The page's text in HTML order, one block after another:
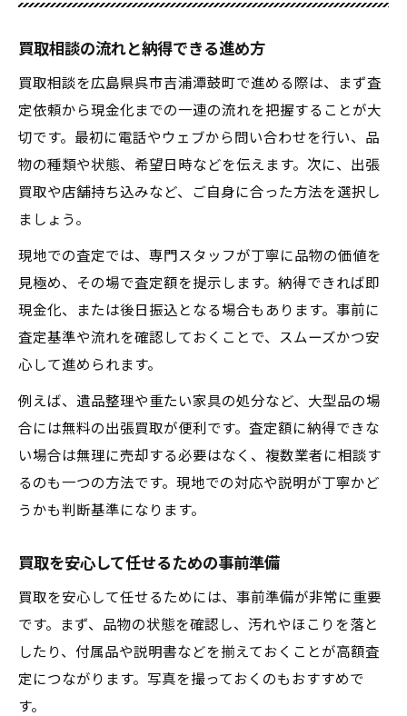
賢い現金化のための買取依頼タイミング
買取額を左右するポイントを徹底解説
骨董や遺品整理に強い買取のポイント
骨董品買取で評価される特徴とは何か
遺品整理で買取を活用するベストな流れ
出張買取を利用した手間なし処分テクニック
出張買取で負担を減らす活用ポイント
買取依頼から完了までの流れを徹底解説
手間を省くための買取準備チェックリスト
出張買取を選ぶときの業者比較方法
買取相談時によくある質問と回答例
信頼できる買取先を見極める見積もりコツ
買取見積もりで重視すべきポイントとは
安心して依頼できる買取先の特徴分析
重い家具も楽々 買取依頼の流れを解説
買取相談の流れと納得できる進め方
買取相談を広島県呉市吉浦潭鼓町で進める際は、まず査
定依頼から現金化までの一連の流れを把握することが大
切です。最初に電話やウェブから問い合わせを行い、品
物の種類や状態、希望日時などを伝えます。次に、出張
買取や店舗持ち込みなど、ご自身に合った方法を選択し
ましょう。
現地での査定では、専門スタッフが丁寧に品物の価値を
見極め、その場で査定額を提示します。納得できれば即
現金化、または後日振込となる場合もあります。事前に
査定基準や流れを確認しておくことで、スムーズかつ安
心して進められます。
例えば、遺品整理や重たい家具の処分など、大型品の場
合には無料の出張買取が便利です。査定額に納得できな
い場合は無理に売却する必要はなく、複数業者に相談す
るのも一つの方法です。現地での対応や説明が丁寧かど
うかも判断基準になります。
買取を安心して任せるための事前準備
買取を安心して任せるためには、事前準備が非常に重要
です。まず、品物の状態を確認し、汚れやほこりを落と
したり、付属品や説明書などを揃えておくことが高額査
定につながります。写真を撮っておくのもおすすめで
す。